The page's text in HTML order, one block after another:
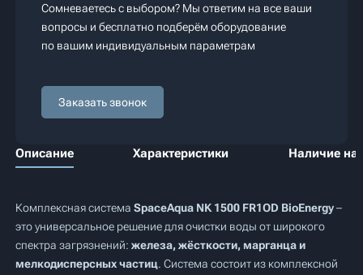
Описание Характеристики Наличие на
Комплексная система SpaceAqua NK 1500 FR1OD BioEnergy–
это универсальное решение для очистки воды от широкого
спектра загрязнений: железа, жёсткости, марганца и
мелкодисперсных частиц. Система состоит из комплексной
Сомневаетесь с выбором? Мы ответим на все ваши
вопросы и бесплатно подберём оборудование
по вашим индивидуальным параметрам
Заказать звонок